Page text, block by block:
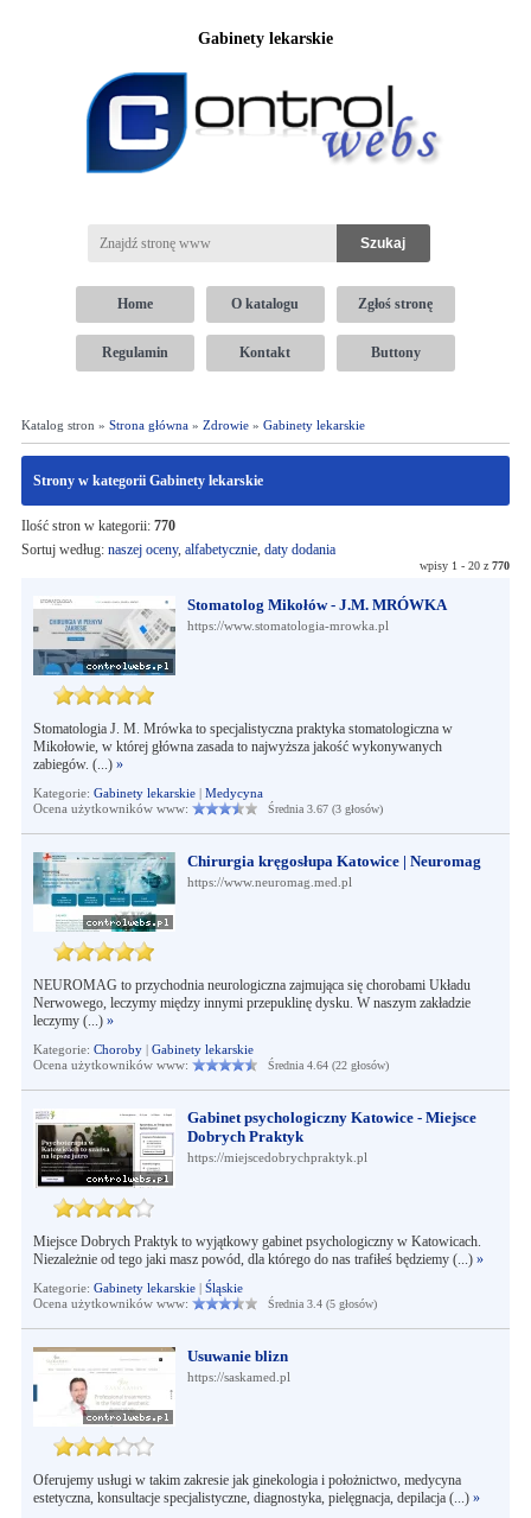
Gabinety lekarskie
Home O katalogu Zgłoś stronę
Regulamin Kontakt Buttony
Katalog stron » Strona główna» Zdrowie» Gabinety lekarskie
Strony w kategorii Gabinety lekarskie
Ilość stron w kategorii: 770
Sortuj według: naszej oceny, alfabetycznie, daty dodania
wpisy 1 - 20 z770
Stomatolog Mikołów - J.M. MRÓWKA
https://www.stomatologia-mrowka.pl
Stomatologia J. M. Mrówka to specjalistyczna praktyka stomatologiczna w
Mikołowie, w której główna zasada to najwyższa jakość wykonywanych
zabiegów. (...) »
Kategorie: Gabinety lekarskie| Medycyna
Ocena użytkowników www:
Średnia 3.67 (3 głosów)
Chirurgia kręgosłupa Katowice | Neuromag
https://www.neuromag.med.pl
NEUROMAG to przychodnia neurologiczna zajmująca się chorobami Układu
Nerwowego, leczymy między innymi przepuklinę dysku. W naszym zakładzie
leczymy (...) »
Kategorie: Choroby| Gabinety lekarskie
Ocena użytkowników www:
Średnia 4.64 (22 głosów)
Gabinet psychologiczny Katowice - Miejsce
Dobrych Praktyk
https://miejscedobrychpraktyk.pl
Miejsce Dobrych Praktyk to wyjątkowy gabinet psychologiczny w Katowicach.
Niezależnie od tego jaki masz powód, dla którego do nas trafiłeś będziemy (...) »
Kategorie: Gabinety lekarskie| Śląskie
Ocena użytkowników www:
Średnia 3.4 (5 głosów)
Usuwanie blizn
https://saskamed.pl
Oferujemy usługi w takim zakresie jak ginekologia i położnictwo, medycyna
estetyczna, konsultacje specjalistyczne, diagnostyka, pielęgnacja, depilacja (...) »